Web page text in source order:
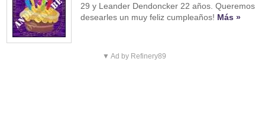
29 y Leander Dendoncker 22 años. Queremos
desearles un muy feliz cumpleaños! Más »
▼ Ad by Refinery89